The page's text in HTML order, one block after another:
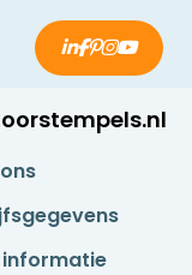
informatie